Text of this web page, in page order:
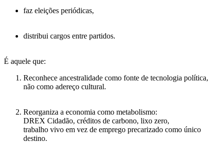
faz eleições periódicas,
distribui cargos entre partidos.
É aquele que:
Reconhece ancestralidade como fonte de tecnologia política,
não como adereço cultural.
Reorganiza a economia como metabolismo:
DREX Cidadão, créditos de carbono, lixo zero,
trabalho vivo em vez de emprego precarizado como único
destino.